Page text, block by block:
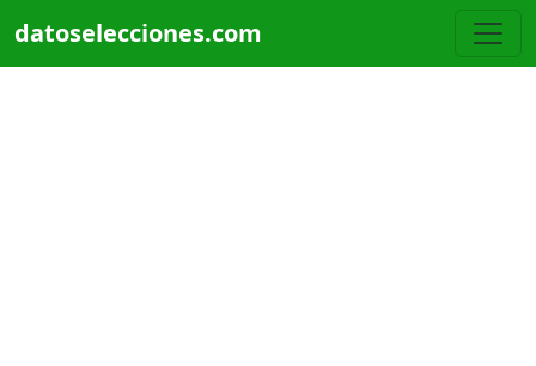
datoselecciones.com